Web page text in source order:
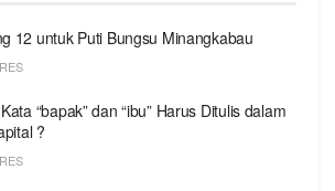
12 untuk Puti Bungsu Minangkabau
“bapak” dan “ibu” Harus Ditulis dalam
?